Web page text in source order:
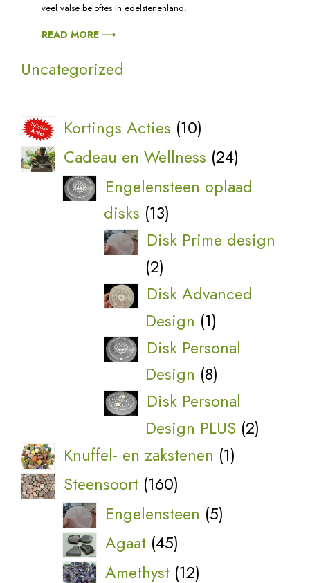
veel valse beloftes in edelstenenland.
READ MORE ⟶
Uncategorized
Kortings Acties 1010
producten
Cadeau en Wellness 2424
producten
Engelensteen oplaad
disks 1313
producten
Disk Prime design
22
producten
Disk Advanced
Design 11
product
Disk Personal
Design 88
producten
Disk Personal
Design PLUS 22
Knuffel- en zakstenen 11
Steensoort 160160
producten
Engelensteen 55
Agaat 4545
producten
Amethyst 1212